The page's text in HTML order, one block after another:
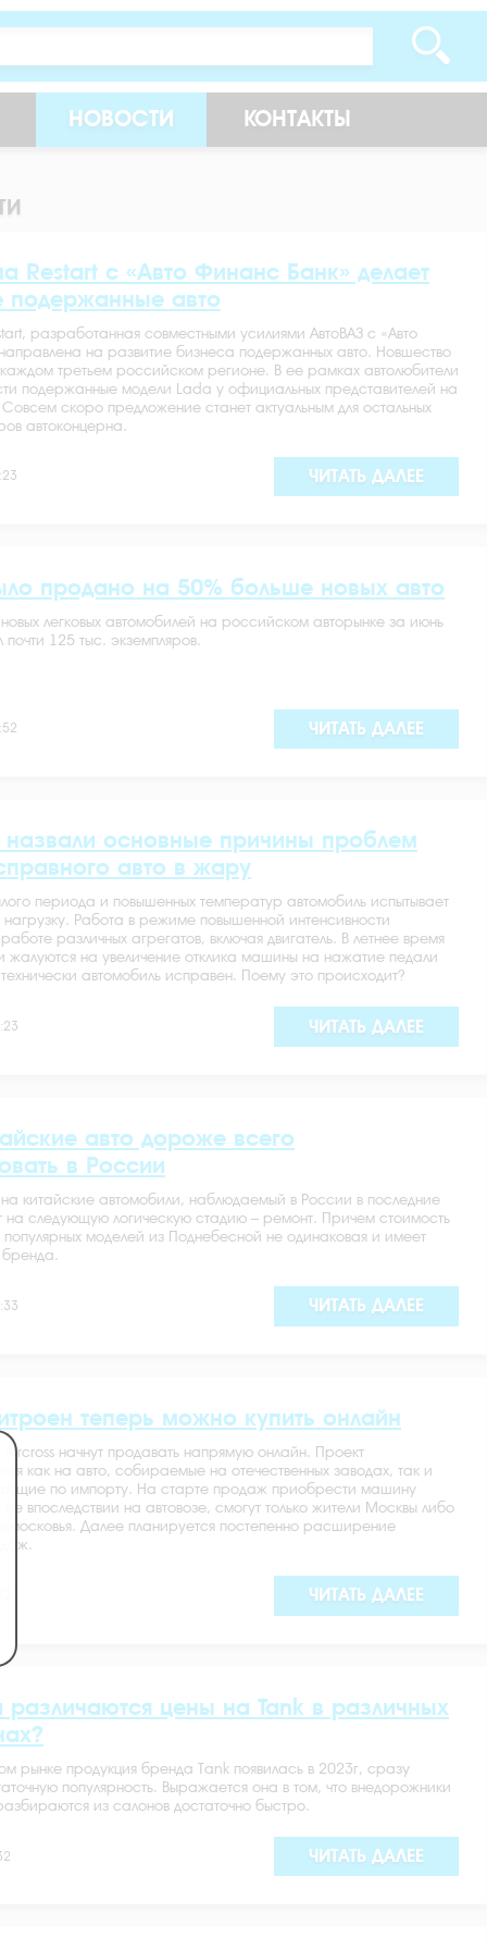
НОВОСТИ КОНТАКТЫ
Restart с «Авто Финанс Банк» делает
подержанные авто
разработанная совместными усилиями АвтоВАЗ с «Авто
на развитие бизнеса подержанных авто. Новшество
третьем российском регионе. В ее рамках автолюбители
подержанные модели Lada у официальных представителей на
Совсем скоро предложение станет актуальным для остальных
автоконцерна.
ЧИТАТЬ ДАЛЕЕ
продано на 50% больше новых авто
легковых автомобилей на российском авторынке за июнь
почти 125 тыс. экземпляров.
ЧИТАТЬ ДАЛЕЕ
основные причины проблем
авто в жару
периода и повышенных температур автомобиль испытывает
нагрузку. Работа в режиме повышенной интенсивности
различных агрегатов, включая двигатель. В летнее время
жалуются на увеличение отклика машины на нажатие педали
автомобиль исправен. Поему это происходит?
ЧИТАТЬ ДАЛЕЕ
авто дороже всего
в России
китайские автомобили, наблюдаемый в России в последние
на следующую логическую стадию – ремонт. Причем стоимость
популярных моделей из Поднебесной не одинаковая и имеет
бренда.
ЧИТАТЬ ДАЛЕЕ
теперь можно купить онлайн
начнут продавать напрямую онлайн. Проект
как на авто, собираемые на отечественных заводах, так и
по импорту. На старте продаж приобрести машину
ее впоследствии на автовозе, смогут только жители Москвы либо
Далее планируется постепенно расширение
ЧИТАТЬ ДАЛЕЕ
различаются цены на Tank в различных
рынке продукция бренда Tank появилась в 2023г, сразу
популярность. Выражается она в том, что внедорожники
из салонов достаточно быстро.
ЧИТАТЬ ДАЛЕЕ